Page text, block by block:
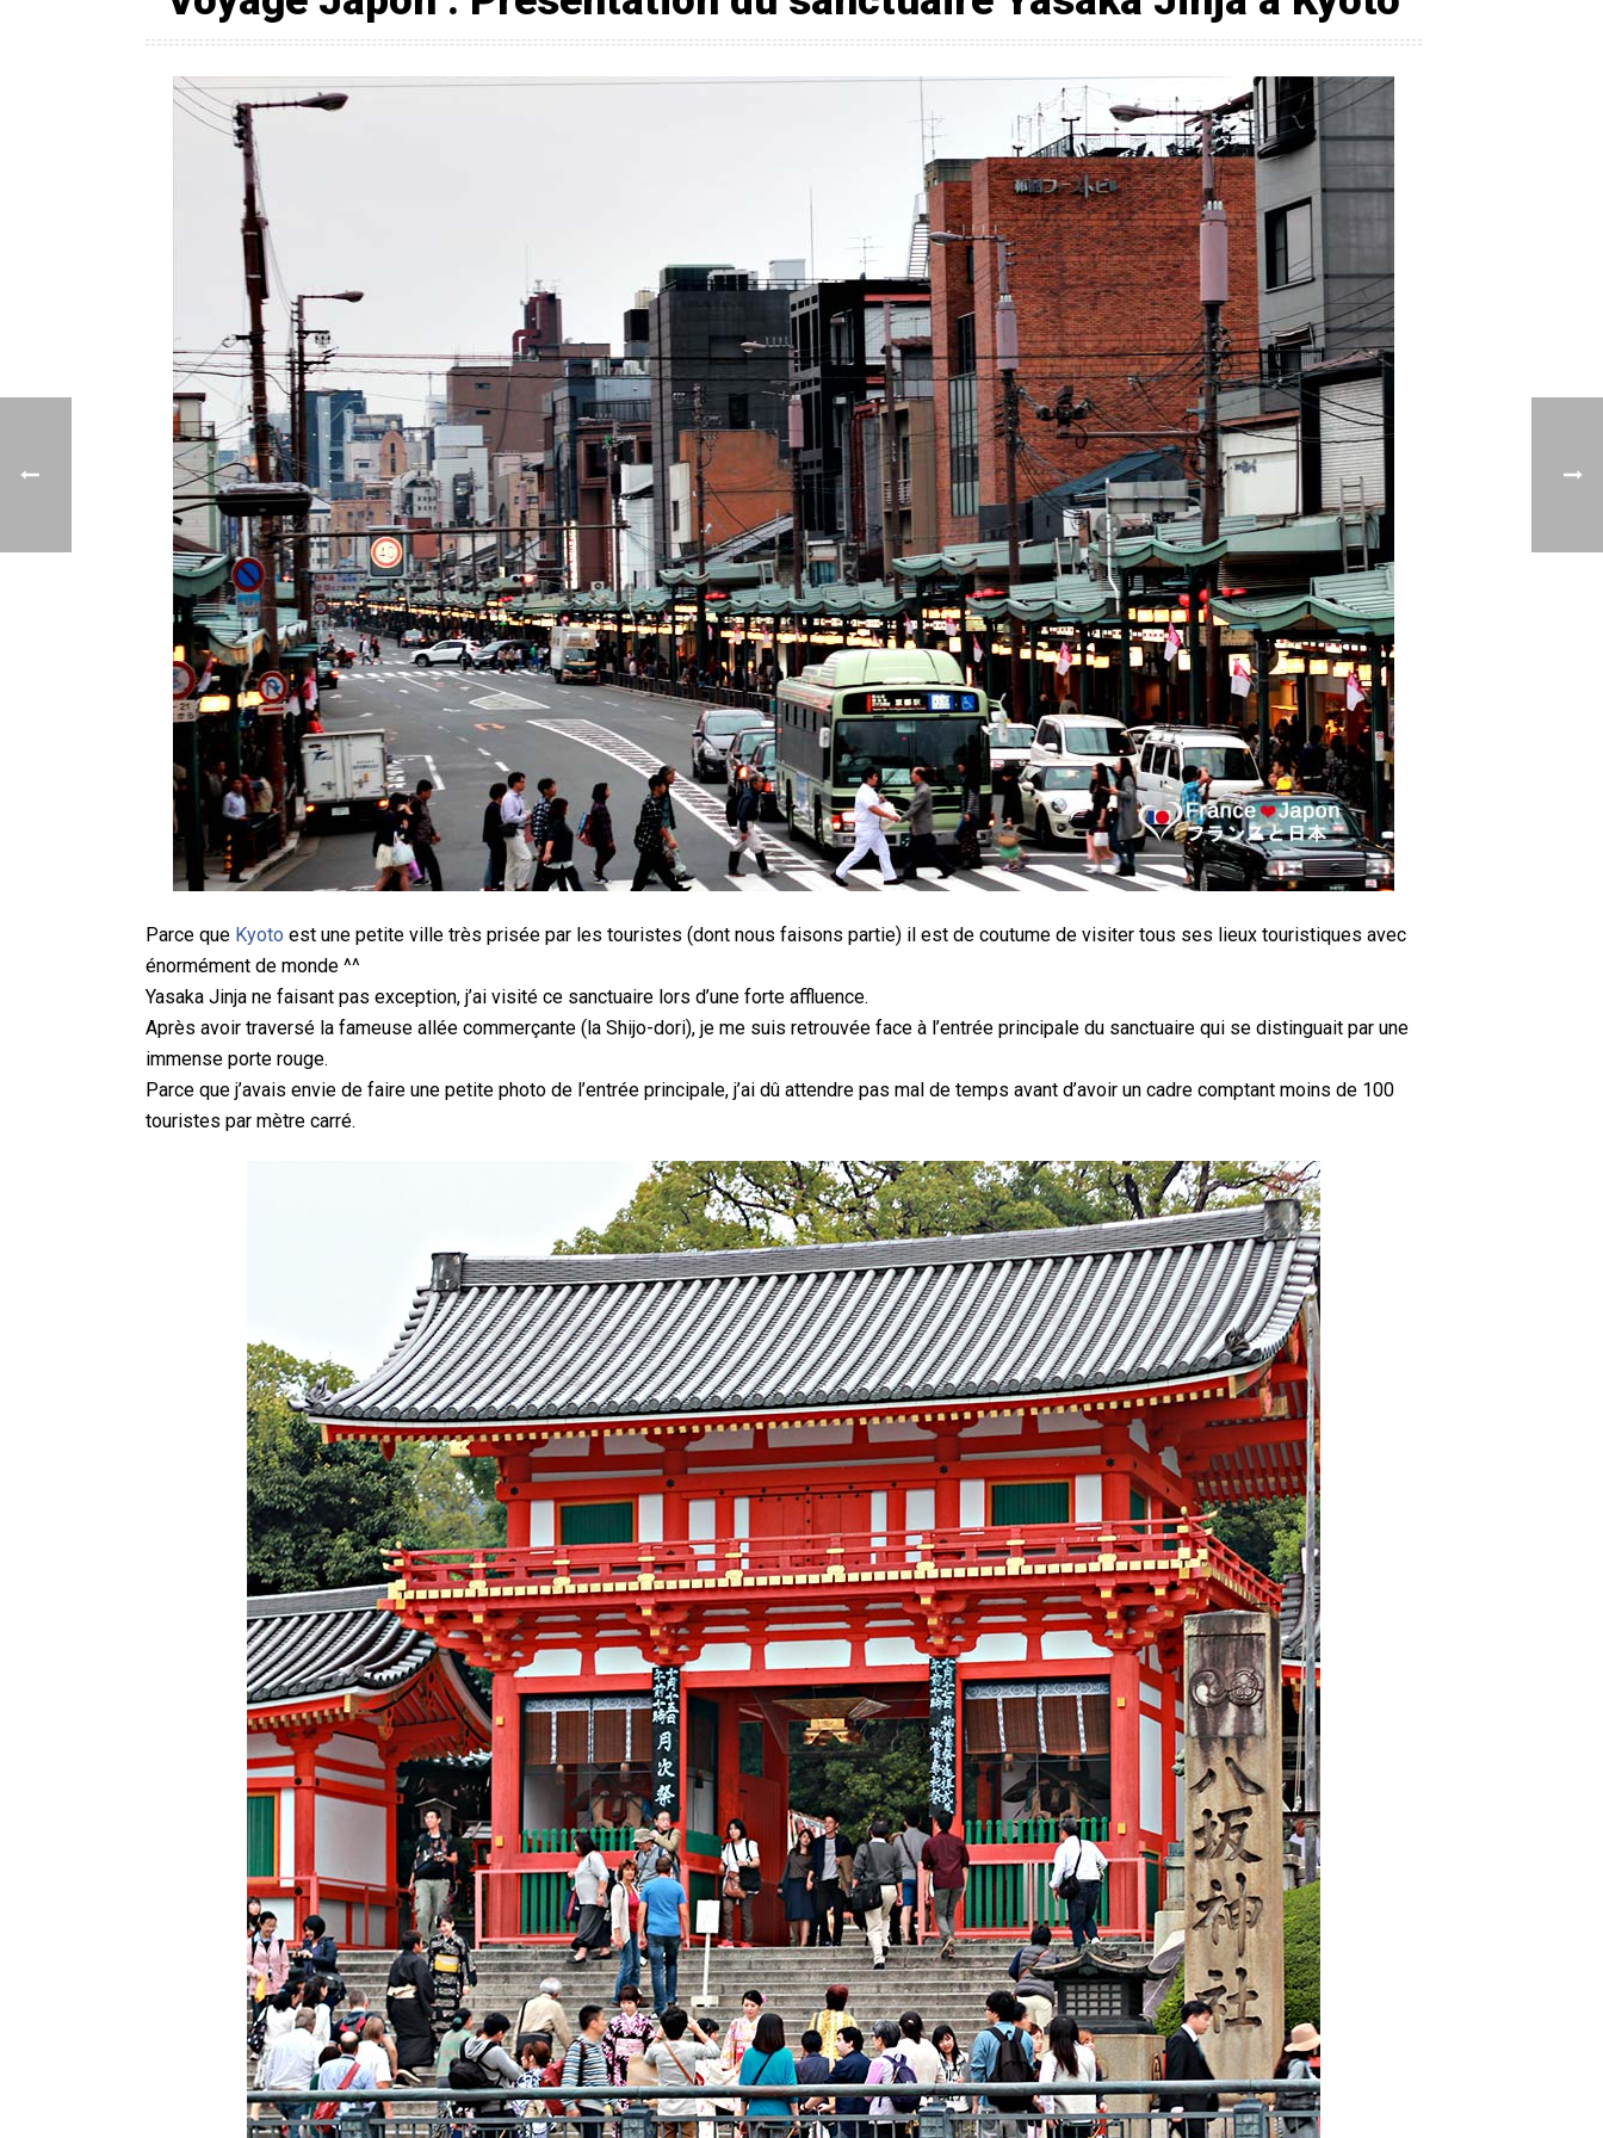
Parce que Kyoto est une petite ville très prisée par les touristes (dont nous faisons partie) il est de coutume de visiter tous ses lieux touristiques avec
énormément de monde ^^
Yasaka Jinja ne faisant pas exception, j’ai visité ce sanctuaire lors d’une forte affluence.
Après avoir traversé la fameuse allée commerçante (la Shijo-dori), je me suis retrouvée face à l’entrée principale du sanctuaire qui se distinguait par une
immense porte rouge.
Parce que j’avais envie de faire une petite photo de l’entrée principale, j’ai dû attendre pas mal de temps avant d’avoir un cadre comptant moins de 100
touristes par mètre carré.